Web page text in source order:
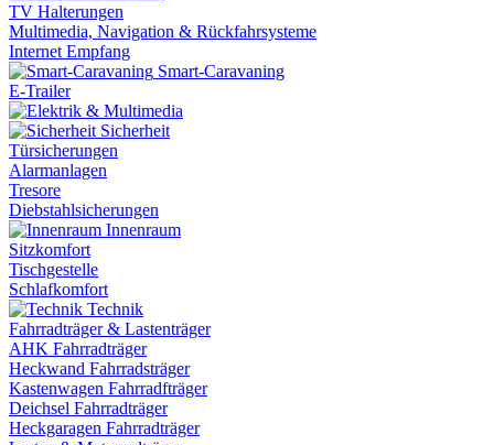
TV Halterungen
Multimedia, Navigation & Rückfahrsysteme
Internet Empfang
Smart-Caravaning
E-Trailer
Sicherheit
Türsicherungen
Alarmanlagen
Tresore
Diebstahlsicherungen
Innenraum
Sitzkomfort
Tischgestelle
Schlafkomfort
Technik
Fahrradträger & Lastenträger
AHK Fahrradträger
Heckwand Fahrradsträger
Kastenwagen Fahrradfträger
Deichsel Fahrradträger
Heckgaragen Fahrradträger